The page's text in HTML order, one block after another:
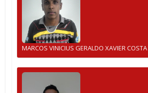
MARCOS VINICIUS GERALDO XAVIER COSTA